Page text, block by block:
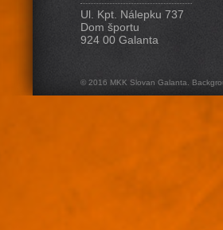
Ul. Kpt. Nálepku 737
Dom športu
924 00 Galanta
© 2016 MKK Slovan Galanta.